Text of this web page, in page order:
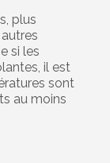
plus
si les
il est
sont
au moins